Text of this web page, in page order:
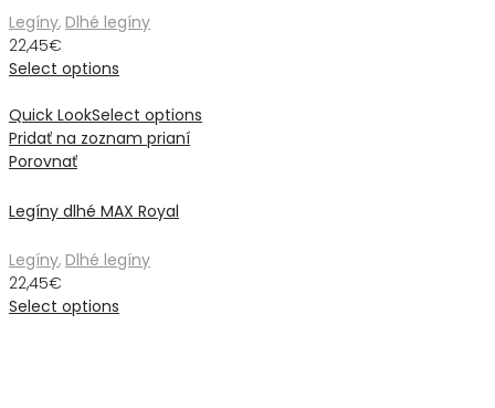
Legíny, Dlhé legíny
22,45€
Select options
Quick LookSelect options
Pridať na zoznam prianí
Porovnať
Legíny dlhé MAX Royal
Legíny, Dlhé legíny
22,45€
Select options